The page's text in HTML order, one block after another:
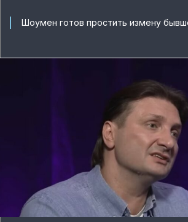
Шоумен готов простить измену